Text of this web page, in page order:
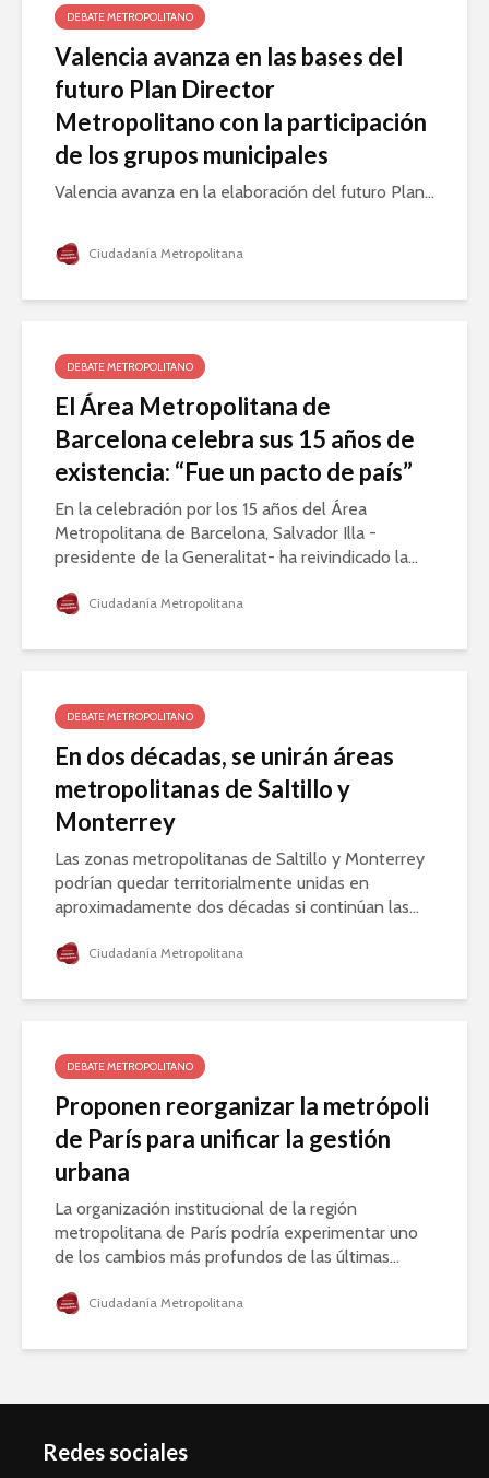
DEBATE METROPOLITANO
Valencia avanza en las bases del
futuro Plan Director
Metropolitano con la participación
de los grupos municipales
Valencia avanza en la elaboración del futuro Plan...
Ciudadanía Metropolitana
DEBATE METROPOLITANO
El Área Metropolitana de
Barcelona celebra sus 15 años de
existencia: “Fue un pacto de país”
En la celebración por los 15 años del Área
Metropolitana de Barcelona, Salvador Illa -
presidente de la Generalitat- ha reivindicado la...
Ciudadanía Metropolitana
DEBATE METROPOLITANO
En dos décadas, se unirán áreas
metropolitanas de Saltillo y
Monterrey
Las zonas metropolitanas de Saltillo y Monterrey
podrían quedar territorialmente unidas en
aproximadamente dos décadas si continúan las...
Ciudadanía Metropolitana
DEBATE METROPOLITANO
Proponen reorganizar la metrópoli
de París para unificar la gestión
urbana
La organización institucional de la región
metropolitana de París podría experimentar uno
de los cambios más profundos de las últimas...
Ciudadanía Metropolitana
Redes sociales